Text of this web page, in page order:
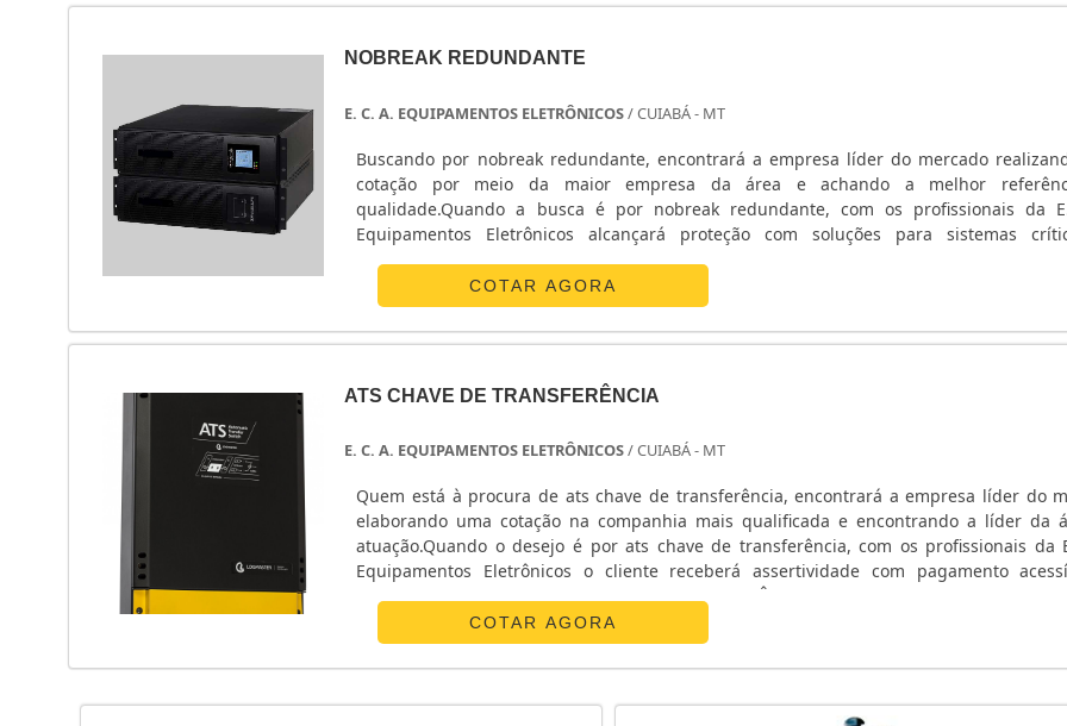
NOBREAK REDUNDANTE
E. C. A. EQUIPAMENTOS ELETRÔNICOS/ CUIABÁ - MT
Buscando por nobreak redundante, encontrará a empresa líder do mercado
cotação por meio da maior empresa da área e achando a melhor
qualidade.Quando a busca é por nobreak redundante, com os profissionais da
Equipamentos Eletrônicos alcançará proteção com soluções para sistemas
Eletrônicos centraliza sua energia em ...
COTAR AGORA
ATS CHAVE DE TRANSFERÊNCIA
E. C. A. EQUIPAMENTOS ELETRÔNICOS/ CUIABÁ - MT
Quem está à procura de ats chave de transferência, encontrará a empresa líder do
elaborando uma cotação na companhia mais qualificada e encontrando a líder da
atuação.Quando o desejo é por ats chave de transferência, com os profissionais da
Equipamentos Eletrônicos o cliente receberá assertividade com pagamento
POUCO MAIS SOBRE ATS CHAVE DE TRANSFERÊNCIAA E. C. A. Equipamentos
COTAR AGORA